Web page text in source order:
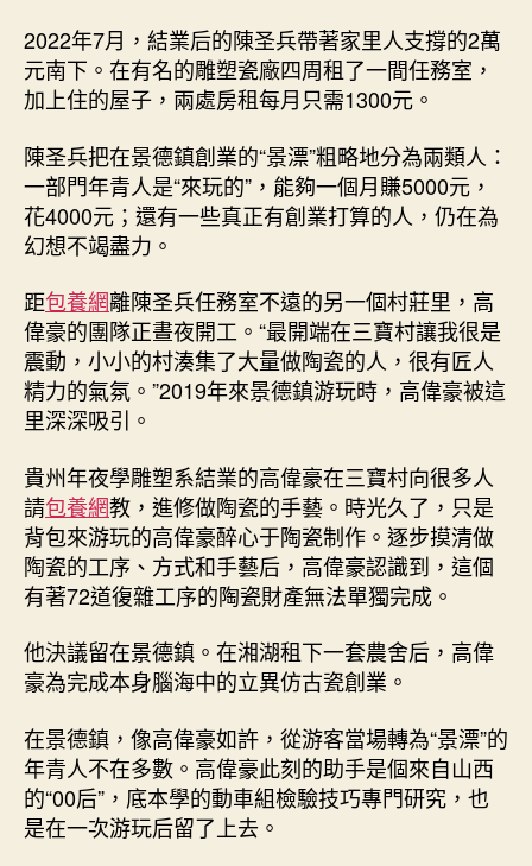
2022年7月，結業后的陳圣兵帶著家里人支撐的2萬
元南下。在有名的雕塑瓷廠四周租了一間任務室，
加上住的屋子，兩處房租每月只需1300元。
陳圣兵把在景德鎮創業的“景漂”粗略地分為兩類人：
一部門年青人是“來玩的”，能夠一個月賺5000元，
花4000元；還有一些真正有創業打算的人，仍在為
幻想不竭盡力。
距包養網離陳圣兵任務室不遠的另一個村莊里，高
偉豪的團隊正晝夜開工。“最開端在三寶村讓我很是
震動，小小的村湊集了大量做陶瓷的人，很有匠人
精力的氣氛。”2019年來景德鎮游玩時，高偉豪被這
里深深吸引。
貴州年夜學雕塑系結業的高偉豪在三寶村向很多人
請包養網教，進修做陶瓷的手藝。時光久了，只是
背包來游玩的高偉豪醉心于陶瓷制作。逐步摸清做
陶瓷的工序、方式和手藝后，高偉豪認識到，這個
有著72道復雜工序的陶瓷財產無法單獨完成。
他決議留在景德鎮。在湘湖租下一套農舍后，高偉
豪為完成本身腦海中的立異仿古瓷創業。
在景德鎮，像高偉豪如許，從游客當場轉為“景漂”的
年青人不在多數。高偉豪此刻的助手是個來自山西
的“00后”，底本學的動車組檢驗技巧專門研究，也
是在一次游玩后留了上去。